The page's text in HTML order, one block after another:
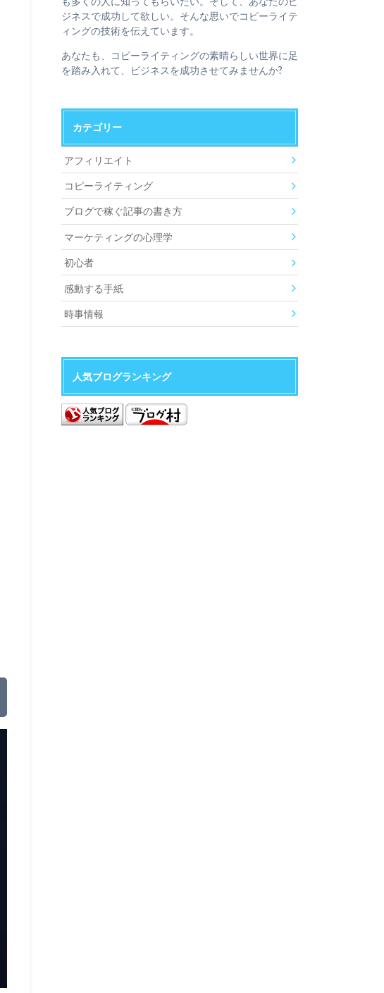
ジネスで成功して欲しい。そんな思いでコピーライテ
ィングの技術を伝えています。
あなたも、コピーライティングの素晴らしい世界に足
を踏み入れて、ビジネスを成功させてみませんか?
カテゴリー
アフィリエイト
コピーライティング
ブログで稼ぐ記事の書き方
マーケティングの心理学
初心者
感動する手紙
時事情報
人気ブログランキング